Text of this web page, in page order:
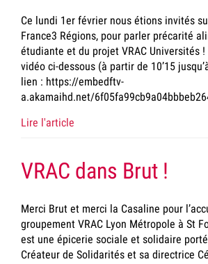
Ce lundi 1er février nous étions invités
France3 Régions, pour parler précarité
étudiante et du projet VRAC Universités
vidéo ci-dessous (à partir de 10’15
lien : https://embedftv-
a.akamaihd.net/
Lire l'article
VRAC dans Brut !
Merci Brut et merci la Casaline pour
groupement VRAC Lyon Métropole à St
est une épicerie sociale et solidaire
Créateur de Solidarités et sa directrice